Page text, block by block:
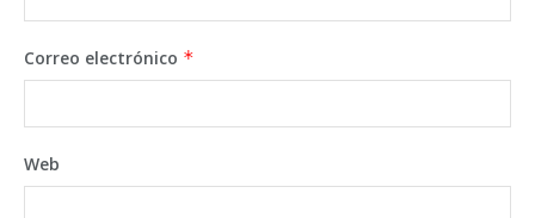
Correo electrónico *
Web